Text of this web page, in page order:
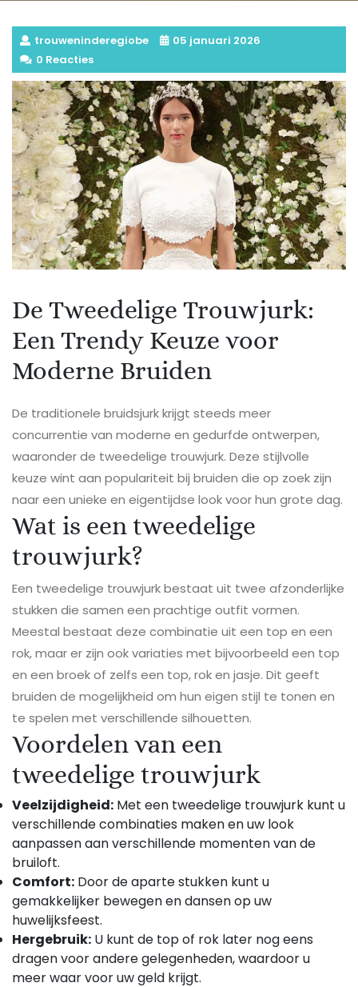
trouweninderegiobe
05 januari 2026
0 Reacties
De Tweedelige Trouwjurk:
Een Trendy Keuze voor
Moderne Bruiden
De traditionele bruidsjurk krijgt steeds meer
concurrentie van moderne en gedurfde ontwerpen,
waaronder de tweedelige trouwjurk. Deze stijlvolle
keuze wint aan populariteit bij bruiden die op zoek zijn
naar een unieke en eigentijdse look voor hun grote dag.
Wat is een tweedelige
trouwjurk?
Een tweedelige trouwjurk bestaat uit twee afzonderlijke
stukken die samen een prachtige outfit vormen.
Meestal bestaat deze combinatie uit een top en een
rok, maar er zijn ook variaties met bijvoorbeeld een top
en een broek of zelfs een top, rok en jasje. Dit geeft
bruiden de mogelijkheid om hun eigen stijl te tonen en
te spelen met verschillende silhouetten.
Voordelen van een
tweedelige trouwjurk
Veelzijdigheid: Met een tweedelige trouwjurk kunt u
verschillende combinaties maken en uw look
aanpassen aan verschillende momenten van de
bruiloft.
Comfort: Door de aparte stukken kunt u
gemakkelijker bewegen en dansen op uw
huwelijksfeest.
Hergebruik: U kunt de top of rok later nog eens
dragen voor andere gelegenheden, waardoor u
meer waar voor uw geld krijgt.